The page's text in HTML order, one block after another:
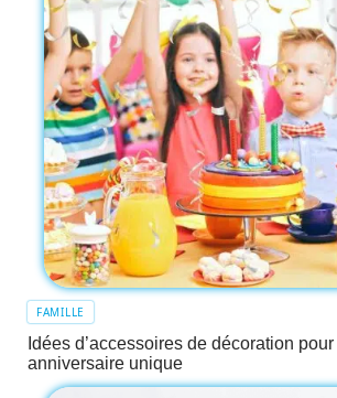
FAMILLE
Idées d’accessoires de décoration pour
anniversaire unique